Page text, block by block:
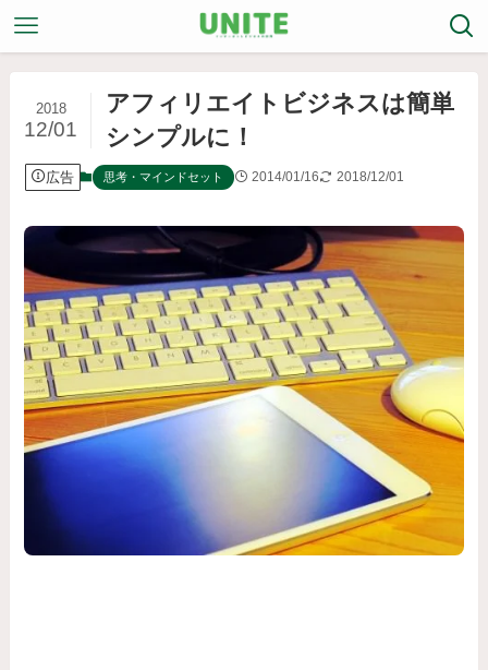
アフィリエイトビジネスは簡単
シンプルに！
2018
12/01
広告 思考・マインドセット 2014/01/16 2018/12/01